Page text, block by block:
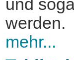
und
werden.
mehr...